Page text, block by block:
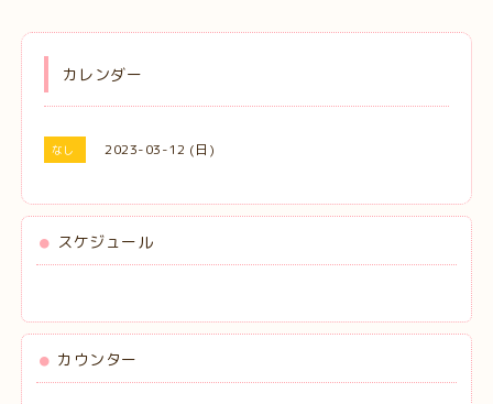
カレンダー
なし 2023-03-12 (日)
スケジュール
カウンター